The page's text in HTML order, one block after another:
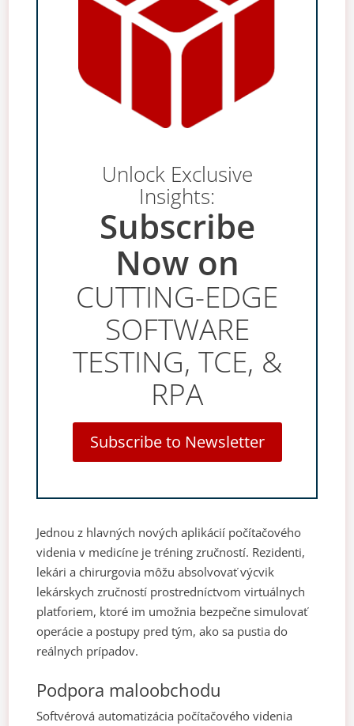
Unlock Exclusive
Insights:
Subscribe
Now on
CUTTING-EDGE
SOFTWARE
TESTING, TCE, &
RPA
Subscribe to Newsletter
Jednou z hlavných nových aplikácií počítačového
videnia v medicíne je tréning zručností. Rezidenti,
lekári a chirurgovia môžu absolvovať výcvik
lekárskych zručností prostredníctvom virtuálnych
platforiem, ktoré im umožnia bezpečne simulovať
operácie a postupy pred tým, ako sa pustia do
reálnych prípadov.
Podpora maloobchodu
Softvérová automatizácia počítačového videnia